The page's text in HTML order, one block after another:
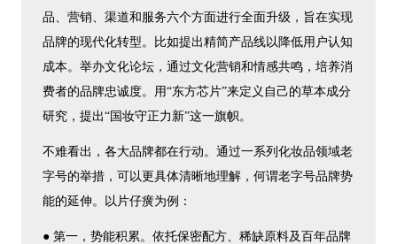
品、营销、渠道和服务六个方面进行全面升级，旨在实现
品牌的现代化转型。比如提出精简产品线以降低用户认知
成本。举办文化论坛，通过文化营销和情感共鸣，培养消
费者的品牌忠诚度。用“东方芯片”来定义自己的草本成分
研究，提出“国妆守正力新”这一旗帜。
不难看出，各大品牌都在行动。通过一系列化妆品领域老
字号的举措，可以更具体清晰地理解，何谓老字号品牌势
能的延伸。以片仔癀为例：
● 第一，势能积累。依托保密配方、稀缺原料及百年品牌